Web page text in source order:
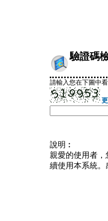
驗證碼
請輸入您在下圖中
說明︰
親愛的使用者
續使用本系統。